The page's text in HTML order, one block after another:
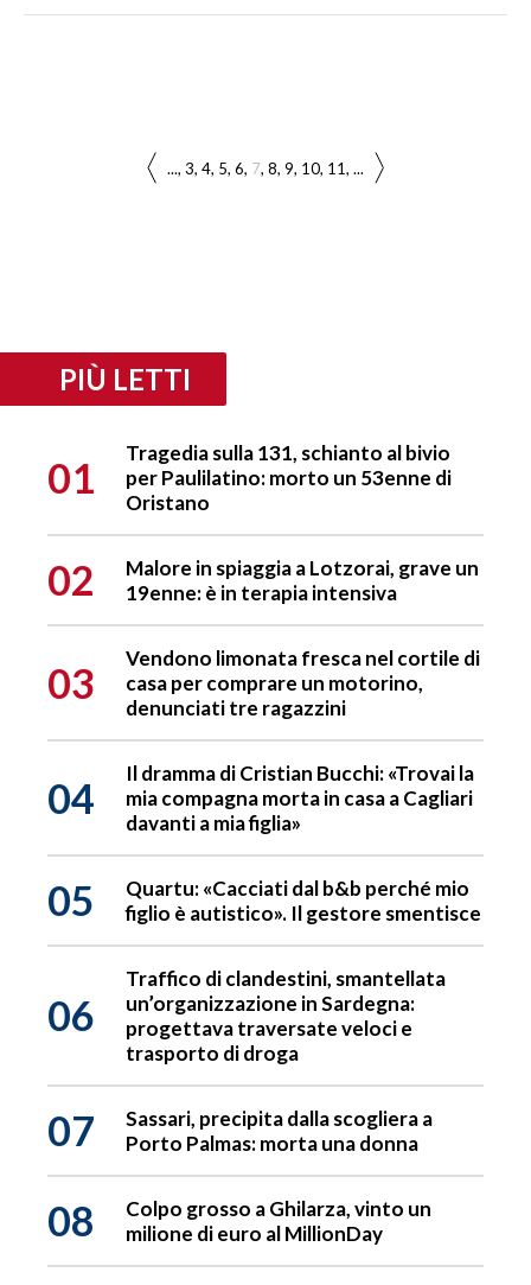
... 3 4 5 6 7 8 9 10 11 ...
PIÙ LETTI
01
Tragedia sulla 131, schianto al bivio
per Paulilatino: morto un 53enne di
Oristano
02
Malore in spiaggia a Lotzorai, grave un
19enne: è in terapia intensiva
03
Vendono limonata fresca nel cortile di
casa per comprare un motorino,
denunciati tre ragazzini
04
Il dramma di Cristian Bucchi: «Trovai la
mia compagna morta in casa a Cagliari
davanti a mia figlia»
05
Quartu: «Cacciati dal b&b perché mio
figlio è autistico». Il gestore smentisce
06
Traffico di clandestini, smantellata
un’organizzazione in Sardegna:
progettava traversate veloci e
trasporto di droga
07
Sassari, precipita dalla scogliera a
Porto Palmas: morta una donna
08
Colpo grosso a Ghilarza, vinto un
milione di euro al MillionDay